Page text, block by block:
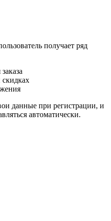
получает ряд
данные при регистрации, и
автоматически.